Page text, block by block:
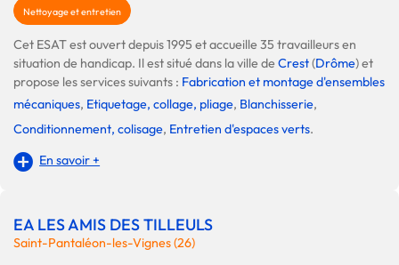
Nettoyage et entretien
Cet ESAT est ouvert depuis 1995 et accueille 35 travailleurs en
situation de handicap. Il est situé dans la ville deCrest(Drôme) et
propose les services suivants : Fabrication et montage d'ensembles
mécaniques, Etiquetage, collage, pliage, Blanchisserie,
Conditionnement, colisage, Entretien d'espaces verts.
En savoir +
EA LES AMIS DES TILLEULS
Saint-Pantaléon-les-Vignes (26)